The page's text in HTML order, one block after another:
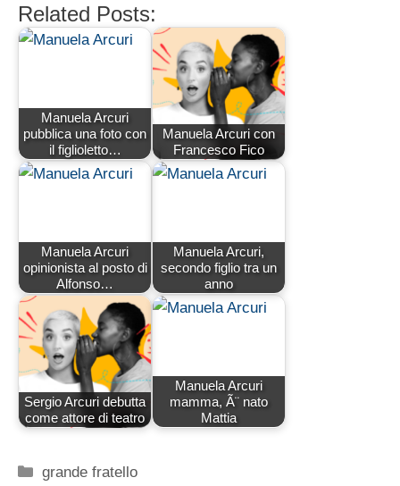
Related Posts:
Manuela Arcuri
pubblica una foto con
il figlioletto…
Manuela Arcuri con
Francesco Fico
Manuela Arcuri
opinionista al posto di
Alfonso…
Manuela Arcuri,
secondo figlio tra un
anno
Sergio Arcuri debutta
come attore di teatro
Manuela Arcuri
mamma, Ã¨ nato
Mattia
Categorie
grande fratello